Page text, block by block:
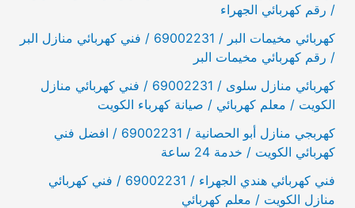
/ رقم كهربائي الجهراء
كهربائي مخيمات البر / 69002231 / فني كهربائي منازل البر
/ رقم كهربائي مخيمات البر
كهربائي منازل سلوى / 69002231 / فني كهربائي منازل
الكويت / معلم كهربائي / صيانة كهرباء الكويت
كهربجي منازل أبو الحصانية / 69002231 / افضل فني
كهربائي الكويت / خدمة 24 ساعة
فني كهربائي هندي الجهراء / 69002231 / فني كهربائي
منازل الكويت / معلم كهربائي